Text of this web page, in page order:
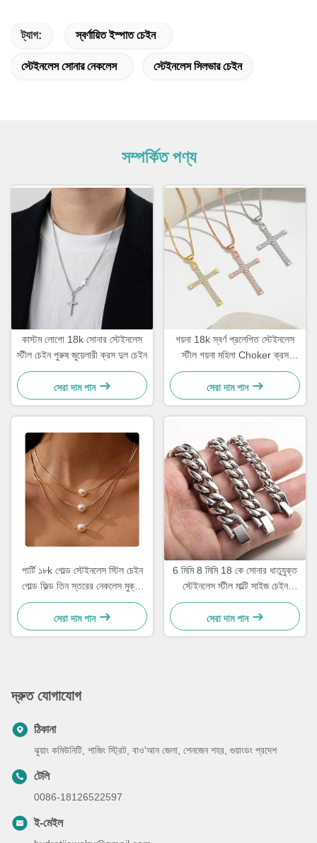
ট্যাগ: স্বর্ণায়িত ইস্পাত চেইন
স্টেইনলেস সোনার নেকলেস স্টেইনলেস সিলভার চেইন
সম্পর্কিত পণ্য
কাস্টম লোগো 18k সোনার স্টেইনলেস
স্টীল চেইন পুরুষ জুয়েলারী ক্রস দুল চেইন
সেরা দাম পান
গয়না 18k স্বর্ণ প্রলেপিত স্টেইনলেস
স্টীল গয়না মহিলা Choker ক্রস
নেকলেস 20 ইঞ্চি
সেরা দাম পান
পার্টি ১৮k গোল্ড স্টেইনলেস স্টিল চেইন
গোল্ড ফিল্ড তিন স্তরের নেকলেস মুক্তা
লকেট ১৭.৭২ ইঞ্চি
সেরা দাম পান
6 মিমি 8 মিমি 18 কে সোনার ধাতুযুক্ত
স্টেইনলেস স্টীল মাল্টি সাইজ চেইন
সিলভার কিউবান লিঙ্ক চেইন
সেরা দাম পান
দ্রুত যোগাযোগ
ঠিকানা
ঝুয়াং কমিউনিটি, শাজিং স্ট্রিট, বাও'আন জেলা, শেনজেন শহর, গুয়াংডং প্রদেশ
টেলি
0086-18126522597
ই-মেইল